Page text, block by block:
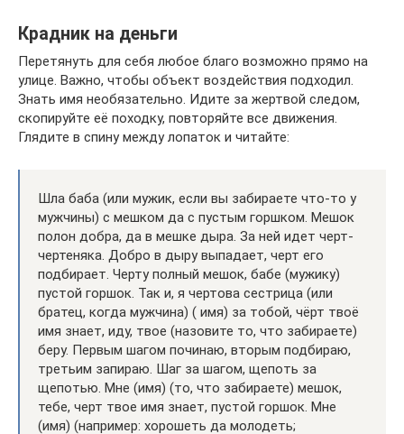
Крадник на деньги
Перетянуть для себя любое благо возможно прямо на
улице. Важно, чтобы объект воздействия подходил.
Знать имя необязательно. Идите за жертвой следом,
скопируйте её походку, повторяйте все движения.
Глядите в спину между лопаток и читайте:
Шла баба (или мужик, если вы забираете что-то у
мужчины) с мешком да с пустым горшком. Мешок
полон добра, да в мешке дыра. За ней идет черт-
чертеняка. Добро в дыру выпадает, черт его
подбирает. Черту полный мешок, бабе (мужику)
пустой горшок. Так и, я чертова сестрица (или
братец, когда мужчина) ( имя) за тобой, чёрт твоё
имя знает, иду, твое (назовите то, что забираете)
беру. Первым шагом починаю, вторым подбираю,
третьим запираю. Шаг за шагом, щепоть за
щепотью. Мне (имя) (то, что забираете) мешок,
тебе, черт твое имя знает, пустой горшок. Мне
(имя) (например: хорошеть да молодеть;